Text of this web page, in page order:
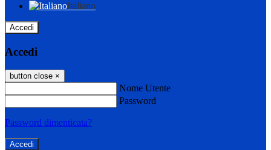
Italiano
Accedi
Accedi
button close ×
Nome Utente
Password
Password dimenticata?